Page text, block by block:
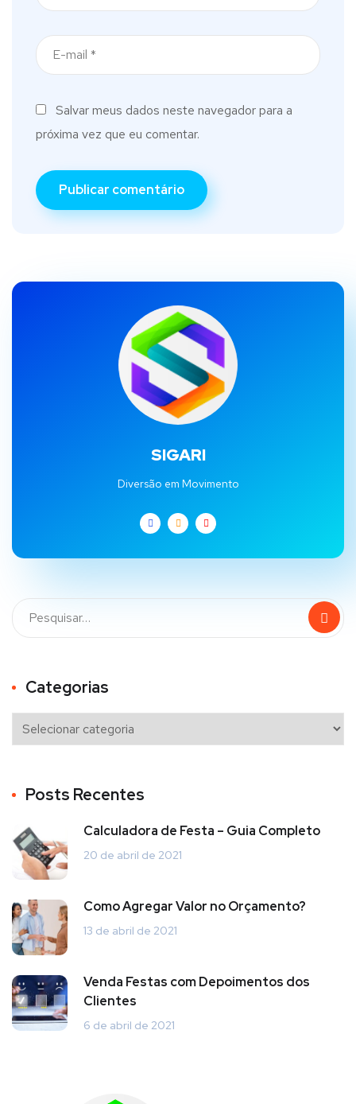
Salvar meus dados neste navegador para a
próxima vez que eu comentar.
SIGARI
Diversão em Movimento
Categorias
Posts Recentes
Calculadora de Festa – Guia Completo
20 de abril de 2021
Como Agregar Valor no Orçamento?
13 de abril de 2021
Venda Festas com Depoimentos dos
Clientes
6 de abril de 2021